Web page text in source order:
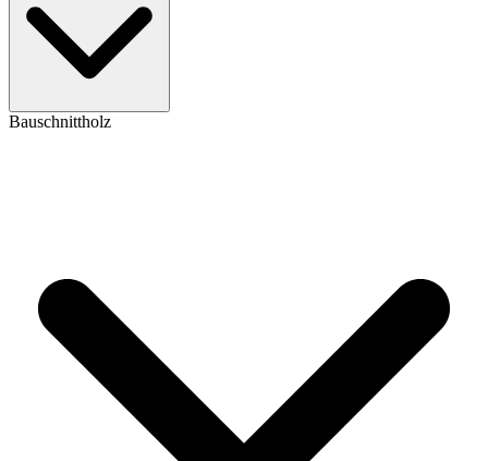
Bauschnittholz